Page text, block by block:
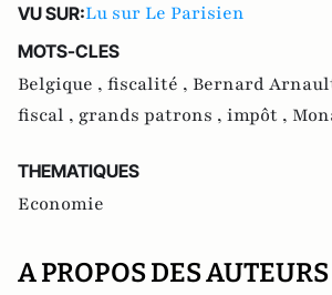
VU SUR:Lu sur Le Parisien
MOTS-CLES
Belgique , fiscalité , Bernard
fiscal , grands patrons , impôt ,
THEMATIQUES
Economie
A PROPOS DES AUTEURS